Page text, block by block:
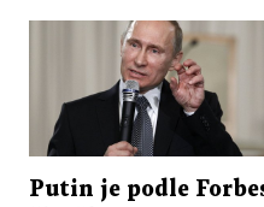
Putin je podle